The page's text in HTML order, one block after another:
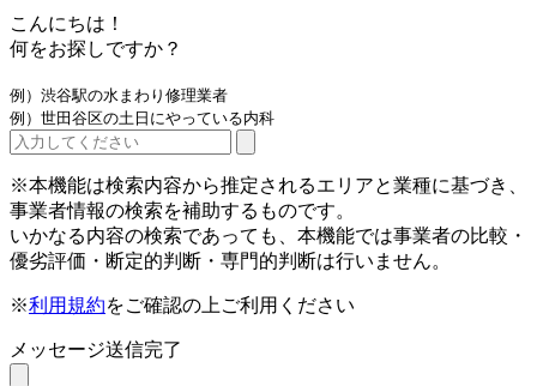
こんにちは！
何をお探しですか？
例）渋谷駅の水まわり修理業者
例）世田谷区の土日にやっている内科
※本機能は検索内容から推定されるエリアと業種に基づき、
事業者情報の検索を補助するものです。
いかなる内容の検索であっても、本機能では事業者の比較・
優劣評価・断定的判断・専門的判断は行いません。
※利用規約をご確認の上ご利用ください
メッセージ送信完了